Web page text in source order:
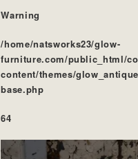
Warning
/home/natsworks23/glow-
furniture.com/public_html/
content/themes/
base.php
64